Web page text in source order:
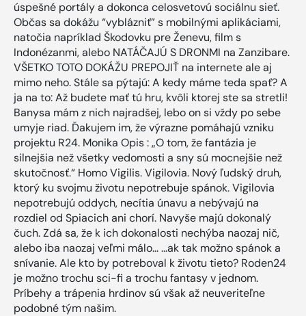
úspešné portály a dokonca celosvetovú sociálnu sieť.
Občas sa dokážu “vyblázniť” s mobilnými aplikáciami,
natočia napríklad Škodovku pre Ženevu, film s
Indonézanmi, alebo NATÁČAJÚ S DRONMI na Zanzibare.
VŠETKO TOTO DOKÁŽU PREPOJIŤ na internete ale aj
mimo neho. Stále sa pýtajú: A kedy máme teda spať? A
ja na to: Až budete mať tú hru, kvôli ktorej ste sa stretli!
Banysa mám z nich najradšej, lebo on si vždy po sebe
umyje riad. Ďakujem im, že výrazne pomáhajú vzniku
projektu R24. Monika Opis : „O tom, že fantázia je
silnejšia než všetky vedomosti a sny sú mocnejšie než
skutočnosť.“ Homo Vigilis. Vigilovia. Nový ľudský druh,
ktorý ku svojmu životu nepotrebuje spánok. Vigilovia
nepotrebujú oddych, necítia únavu a nebývajú na
rozdiel od Spiacich ani chorí. Navyše majú dokonalý
čuch. Zdá sa, že k ich dokonalosti nechýba naozaj nič,
alebo iba naozaj veľmi málo... ...ak tak možno spánok a
snívanie. Ale kto by potreboval k životu tieto? Roden24
je možno trochu sci-fi a trochu fantasy v jednom.
Príbehy a trápenia hrdinov sú však až neuveriteľne
podobné tým našim.